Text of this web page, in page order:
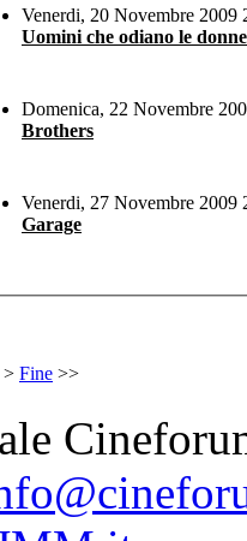
Venerdi, 20 Novembre 2009
Uomini che odiano le donne
Domenica, 22 Novembre
Brothers
Venerdi, 27 Novembre 2009
Garage
> Fine >>